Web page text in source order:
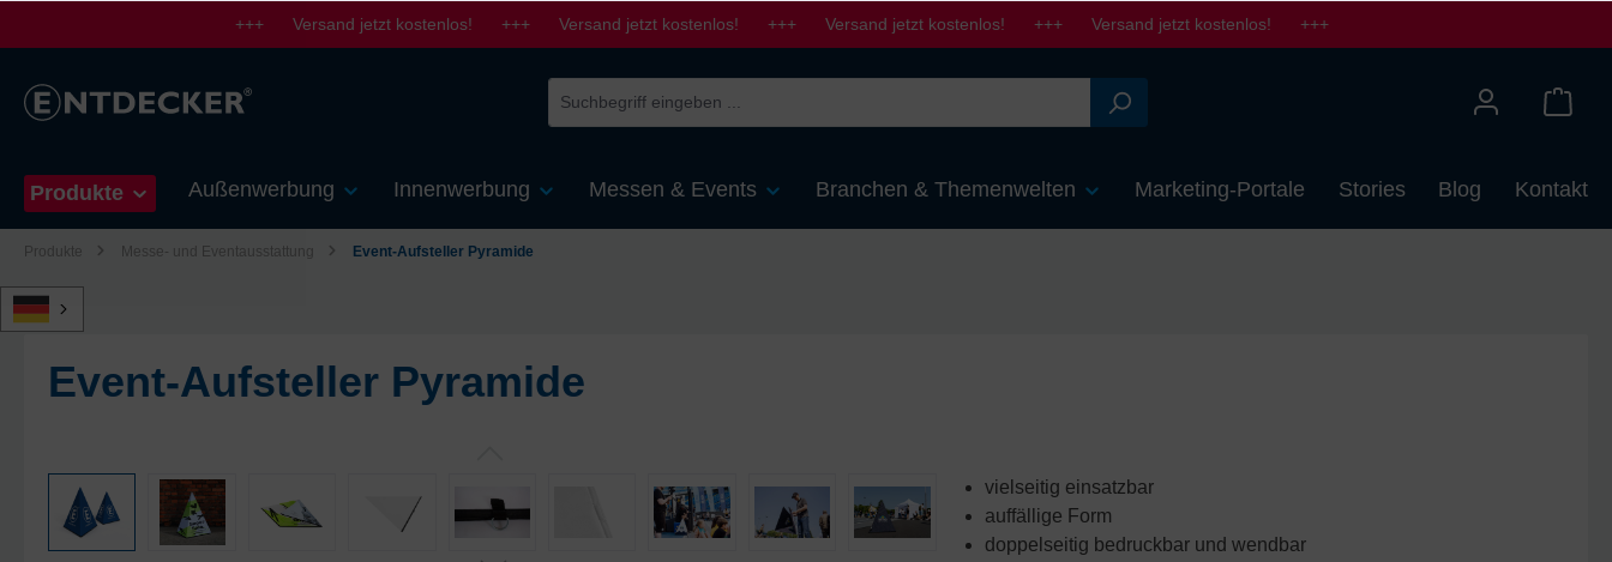
Zur Hauptnavigation springen+++ Versand jetzt kostenlos! +++ Versand jetzt kostenlos! +++ Versand jetzt kostenlos! +++ Versand jetzt kostenlos! +++
Produkte Außenwerbung Innenwerbung Messen & Events Branchen & Themenwelten Marketing-Portale Stories Blog Kontakt
Produkte Messe- und Eventausstattung Event-Aufsteller Pyramide
Event-Aufsteller Pyramide
Bildergalerie überspringen
vielseitig einsatzbar
auffällige Form
doppelseitig bedruckbar und wendbar